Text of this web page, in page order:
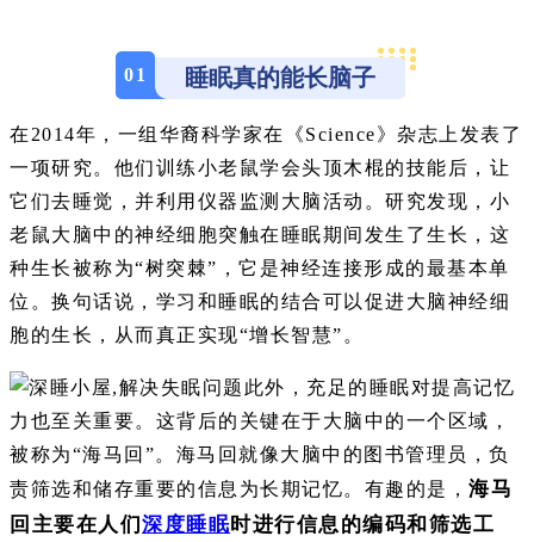
01 睡眠真的能长脑子
在2014年，一组华裔科学家在《Science》杂志上发表了
一项研究。他们训练小老鼠学会头顶木棍的技能后，让
它们去睡觉，并利用仪器监测大脑活动。研究发现，小
老鼠大脑中的神经细胞突触在睡眠期间发生了生长，这
种生长被称为“树突棘”，它是神经连接形成的最基本单
位。换句话说，学习和睡眠的结合可以促进大脑神经细
胞的生长，从而真正实现“增长智慧”。
此外，充足的睡眠对提高记忆
力也至关重要。这背后的关键在于大脑中的一个区域，
被称为“海马回”。海马回就像大脑中的图书管理员，负
责筛选和储存重要的信息为长期记忆。有趣的是， 海马
回主要在人们深度睡眠时进行信息的编码和筛选工